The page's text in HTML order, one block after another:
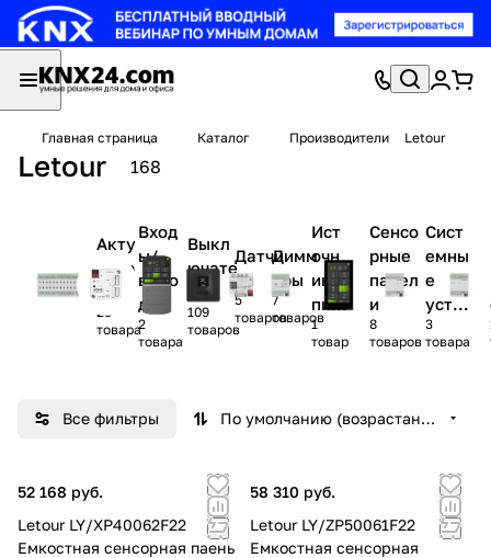
Главная страница Каталог Производители Letour
Letour 168
Акту
атор
ы
23
товара
Вход
ы/
выхо
ды
2
товара
Выкл
ючате
ли
109
товаров
Датчи
ки
5
товаров
Димм
еры
7
товаров
Ист
очн
ики
пит
ани
я
1
товар
Сенсо
рные
панел
и
8
товаров
Сист
емны
е
устр
ойст
ва
3
товара
Все фильтры По умолчанию (возрастание)
52 168 руб.
Letour LY/XP40062F22
Емкостная сенсорная паень
58 310 руб.
Letour LY/ZP50061F22
Емкостная сенсорная